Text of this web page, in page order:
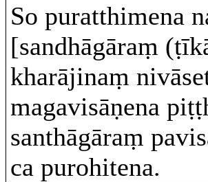
So puratthimena
[sandhāgāraṃ
kharājinaṃ
magavisāṇena
santhāgāraṃ
ca purohitena.